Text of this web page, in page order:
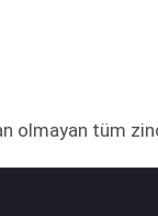
olmayan tüm